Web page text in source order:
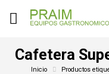
Cafetera
Inicio Productos